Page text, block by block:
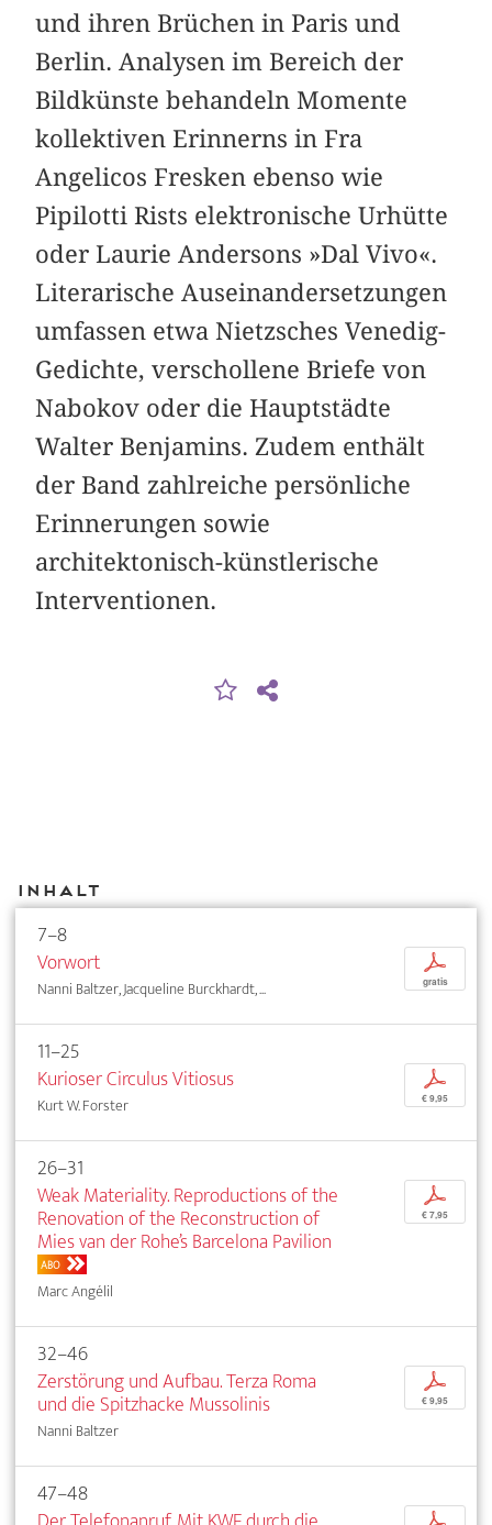
und ihren Brüchen in Paris und
Berlin. Analysen im Bereich der
Bildkünste behandeln Momente
kollektiven Erinnerns in Fra
Angelicos Fresken ebenso wie
Pipilotti Rists elektronische Urhütte
oder Laurie Andersons »Dal Vivo«.
Literarische Auseinandersetzungen
umfassen etwa Nietzsches Venedig-
Gedichte, verschollene Briefe von
Nabokov oder die Hauptstädte
Walter Benjamins. Zudem enthält
der Band zahlreiche persönliche
Erinnerungen sowie
architektonisch-künstlerische
Interventionen.
Inhalt
7–8
Vorwort
Nanni Baltzer, Jacqueline Burckhardt, ...
p
gratis
11–25
Kurioser Circulus Vitiosus
Kurt W. Forster
p
€ 9,95
26–31
Weak Materiality. Reproductions of the
Renovation of the Reconstruction of
Mies van der Rohe’s Barcelona Pavilion
ABO
Marc Angélil
p
€ 7,95
32–46
Zerstörung und Aufbau. Terza Roma
und die Spitzhacke Mussolinis
Nanni Baltzer
p
€ 9,95
47–48